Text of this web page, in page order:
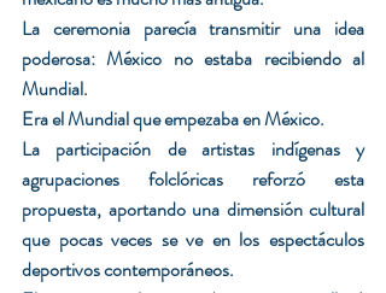
La ceremonia parecía transmitir una idea
poderosa: México no estaba recibiendo al
Mundial.
Era el Mundial que empezaba en México.
La participación de artistas indígenas y
agrupaciones folclóricas reforzó esta
propuesta, aportando una dimensión cultural
que pocas veces se ve en los espectáculos
deportivos contemporáneos.